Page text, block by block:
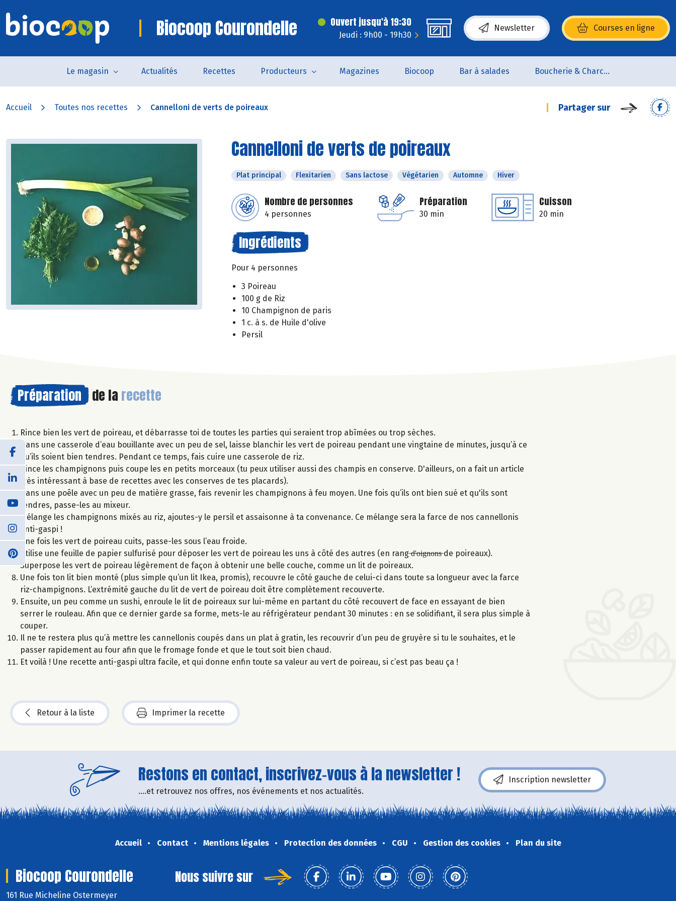
Biocoop Courondelle Ouvert jusqu'à 19:30
Jeudi : 9h00 - 19h30
Newsletter Courses en ligne
(s’ouvre dans une nouvelle fenêtre)
Le magasin Actualités Recettes Producteurs Magazines Biocoop Bar à salades Boucherie & Charcuterie
Accueil Toutes nos recettes Cannelloni de verts de poireaux Partager sur
Cannelloni de verts de poireaux
Plat principal Flexitarien Sans lactose Végétarien Automne Hiver
Nombre de personnes
4 personnes
Préparation
30 min
Cuisson
20 min
Ingrédients
Pour 4 personnes
3 Poireau
100 g de Riz
10 Champignon de paris
1 c. à s. de Huile d'olive
Persil
Préparation de la recette
Rince bien les vert de poireau, et débarrasse toi de toutes les parties qui seraient trop abîmées ou trop sèches.
Dans une casserole d’eau bouillante avec un peu de sel, laisse blanchir les vert de poireau pendant une vingtaine de minutes, jusqu’à ce
qu’ils soient bien tendres. Pendant ce temps, fais cuire une casserole de riz.
Rince les champignons puis coupe les en petits morceaux (tu peux utiliser aussi des champis en conserve. D'ailleurs, on a fait un article
très intéressant à base de recettes avec les conserves de tes placards).
Dans une poêle avec un peu de matière grasse, fais revenir les champignons à feu moyen. Une fois qu’ils ont bien sué et qu'ils sont
tendres, passe-les au mixeur.
Mélange les champignons mixés au riz, ajoutes-y le persil et assaisonne à ta convenance. Ce mélange sera la farce de nos cannellonis
anti-gaspi !
Une fois les vert de poireau cuits, passe-les sous l’eau froide.
Utilise une feuille de papier sulfurisé pour déposer les vert de poireau les uns à côté des autres (en rang ̶d̶'̶o̶i̶g̶n̶o̶n̶s̶ de poireaux).
Superpose les vert de poireau légèrement de façon à obtenir une belle couche, comme un lit de poireaux.
Une fois ton lit bien monté (plus simple qu’un lit Ikea, promis), recouvre le côté gauche de celui-ci dans toute sa longueur avec la farce
riz-champignons. L’extrémité gauche du lit de vert de poireau doit être complètement recouverte.
Ensuite, un peu comme un sushi, enroule le lit de poireaux sur lui-même en partant du côté recouvert de face en essayant de bien
serrer le rouleau. Afin que ce dernier garde sa forme, mets-le au réfrigérateur pendant 30 minutes : en se solidifiant, il sera plus simple à
couper.
Il ne te restera plus qu’à mettre les cannellonis coupés dans un plat à gratin, les recouvrir d’un peu de gruyère si tu le souhaites, et le
passer rapidement au four afin que le fromage fonde et que le tout soit bien chaud.
Et voilà ! Une recette anti-gaspi ultra facile, et qui donne enfin toute sa valeur au vert de poireau, si c’est pas beau ça !
Retour à la liste Imprimer la recette
Restons en contact, inscrivez-vous à la newsletter !
....et retrouvez nos offres, nos événements et nos actualités.
Inscription newsletter
Accueil Contact Mentions légales Protection des données CGU Gestion des cookies Plan du site
Biocoop Courondelle
161 Rue Micheline Ostermeyer
Nous suivre sur